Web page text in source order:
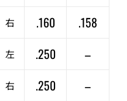
右 .160
.158
左 .250
–
右 .250
–